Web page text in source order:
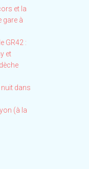
et la
gare à
GR42 :
et
dans
(à la